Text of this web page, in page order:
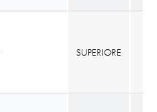
SUPERIORE